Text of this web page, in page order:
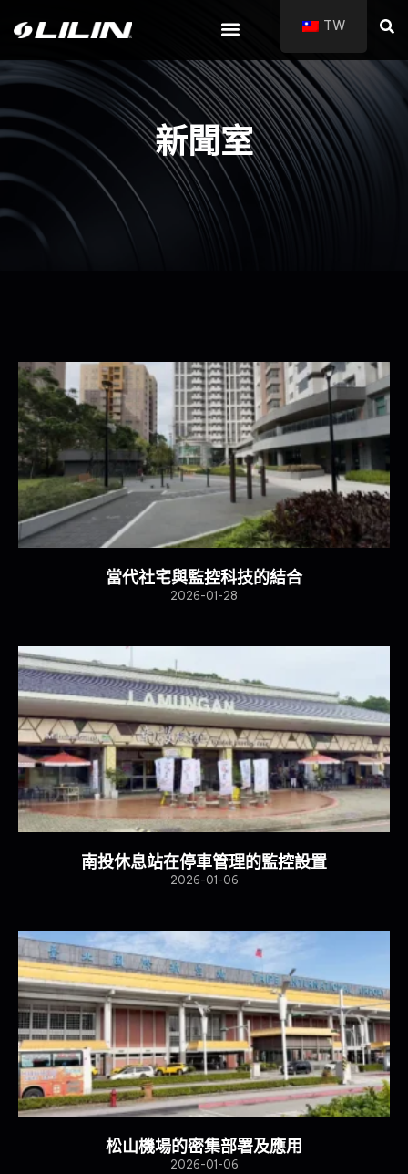
新聞室
當代社宅與監控科技的結合
2026-01-28
南投休息站在停車管理的監控設置
2026-01-06
松山機場的密集部署及應用
2026-01-06
TW